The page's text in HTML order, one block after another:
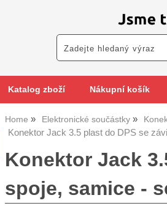
Katalog zboží Nákupní košík
Home Elektronické součástky
Konektor Jack 3.5 plast do DPS se
Konektor Jack
spoje, samice -